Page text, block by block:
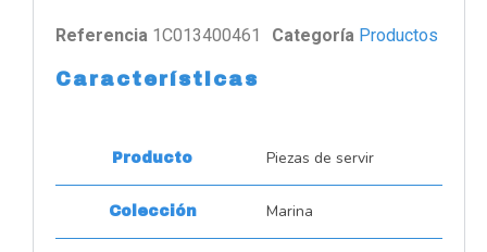
Referencia 1C013400461 Categoría Productos
Características
Producto Piezas de servir
Colección Marina